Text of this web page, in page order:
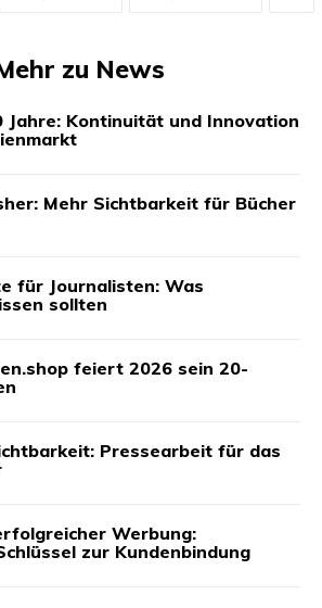
zu News
Kontinuität und Innovation
Mehr Sichtbarkeit für Bücher
für Journalisten: Was
sollten
feiert 2026 sein 20-
Pressearbeit für das
Werbung:
zur Kundenbindung